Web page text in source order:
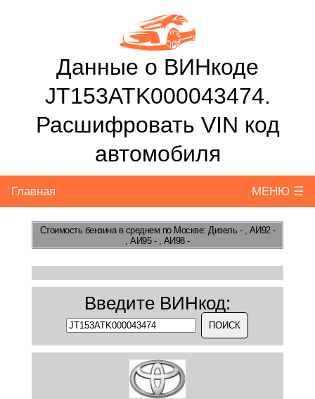
Данные о ВИНкоде
JT153ATK000043474.
Расшифровать VIN код
автомобиля
Главная МЕНЮ ☰
Стоимость бензинав среднем по Москве: Дизель - , АИ92 -
, АИ95 - , АИ98 -
Введите ВИНкод: